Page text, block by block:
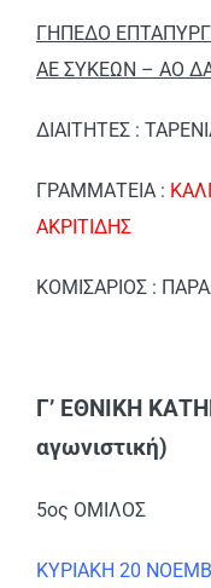
ΓΗΠΕΔΟ
ΑΕ ΣΥΚΕΩΝ – ΑΟ
ΔΙΑΙΤΗΤΕΣ :
ΓΡΑΜΜΑΤΕΙΑ :
ΑΚΡΙΤΙΔΗΣ
ΚΟΜΙΣΑΡΙΟΣ :
Γ’ ΕΘΝΙΚΗ
αγωνιστική)
5ος ΟΜΙΛΟΣ
ΚΥΡΙΑΚΗ 20